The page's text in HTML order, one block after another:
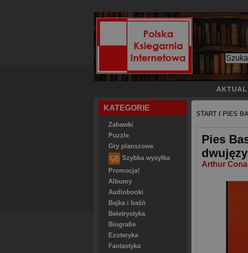
KATEGORIE
Zabawki
Puzzle
Gry planszowe
Szybka wysyłka
Promocja!
Albumy
Audiobooki
Bajka i baśń
Beletrystyka
Biografie
Ezoteryka
Fantastyka
START / PIES
Pies
Arthur